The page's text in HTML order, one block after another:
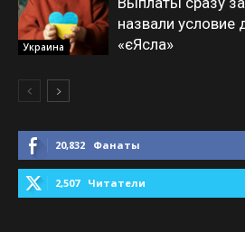
Украина
назвали условие
«єЯсла»
20,832 Фанаты
2,507 Читатели